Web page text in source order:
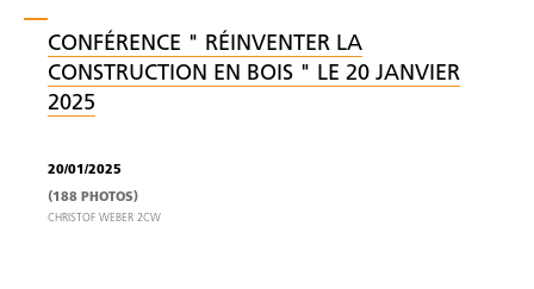
CONFÉRENCE " RÉINVENTER LA
CONSTRUCTION EN BOIS " LE 20 JANVIER
2025
20/01/2025
(188 PHOTOS)
CHRISTOF WEBER 2CW